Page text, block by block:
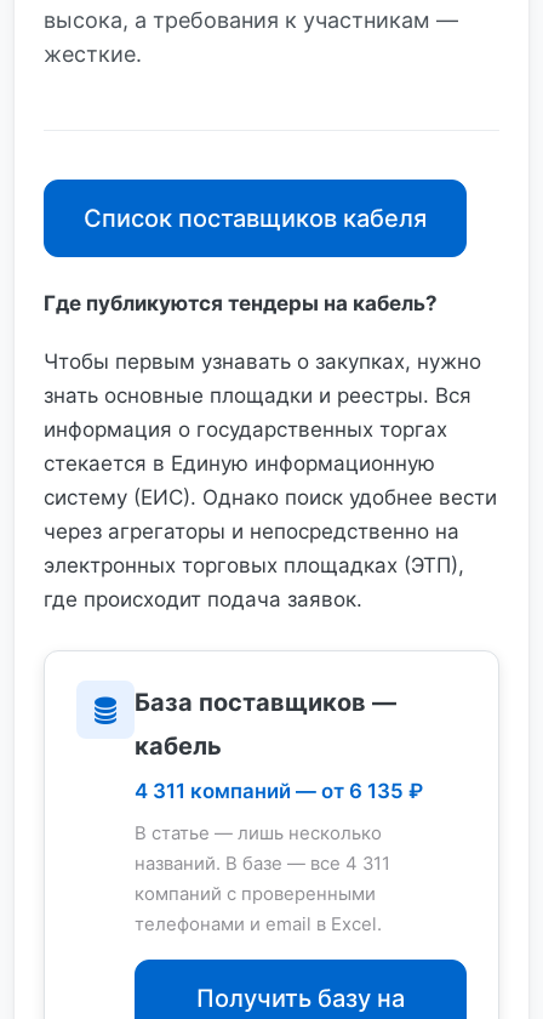
высока, а требования к участникам —
жесткие.
Список поставщиков кабеля
Где публикуются тендеры на кабель?
Чтобы первым узнавать о закупках, нужно
знать основные площадки и реестры. Вся
информация о государственных торгах
стекается в Единую информационную
систему (ЕИС). Однако поиск удобнее вести
через агрегаторы и непосредственно на
электронных торговых площадках (ЭТП),
где происходит подача заявок.
База поставщиков —
кабель
4 311 компаний — от 6 135 ₽
В статье — лишь несколько
названий. В базе — все 4 311
компаний с проверенными
телефонами и email в Excel.
Получить базу на